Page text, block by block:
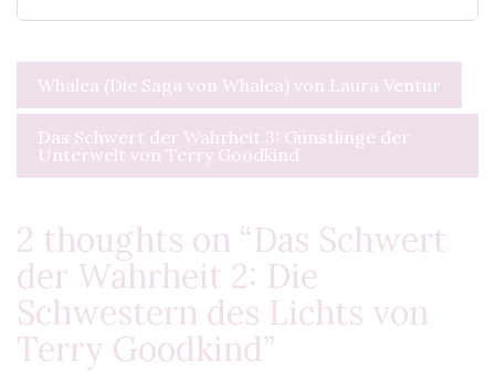
Beitragsnavigation
Whalea (Die Saga von Whalea) von Laura Ventur
Das Schwert der Wahrheit 3: Günstlinge der
Unterwelt von Terry Goodkind
2 thoughts on “Das Schwert
der Wahrheit 2: Die
Schwestern des Lichts von
Terry Goodkind”